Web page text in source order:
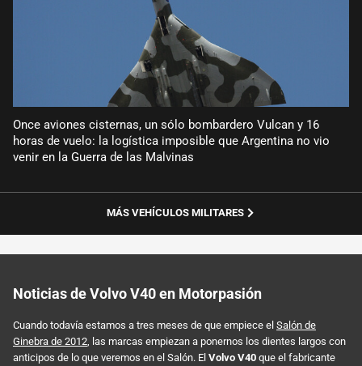
Once aviones cisternas, un sólo bombardero Vulcan y 16
horas de vuelo: la logística imposible que Argentina no vio
venir en la Guerra de las Malvinas
MÁS VEHÍCULOS MILITARES
Noticias de Volvo V40 en Motorpasión
Cuando todavía estamos a tres meses de que empiece el Salón de
Ginebra de 2012 , las marcas empiezan a ponernos los dientes largos con
anticipos de lo que veremos en el Salón. El Volvo V40 que el fabricante